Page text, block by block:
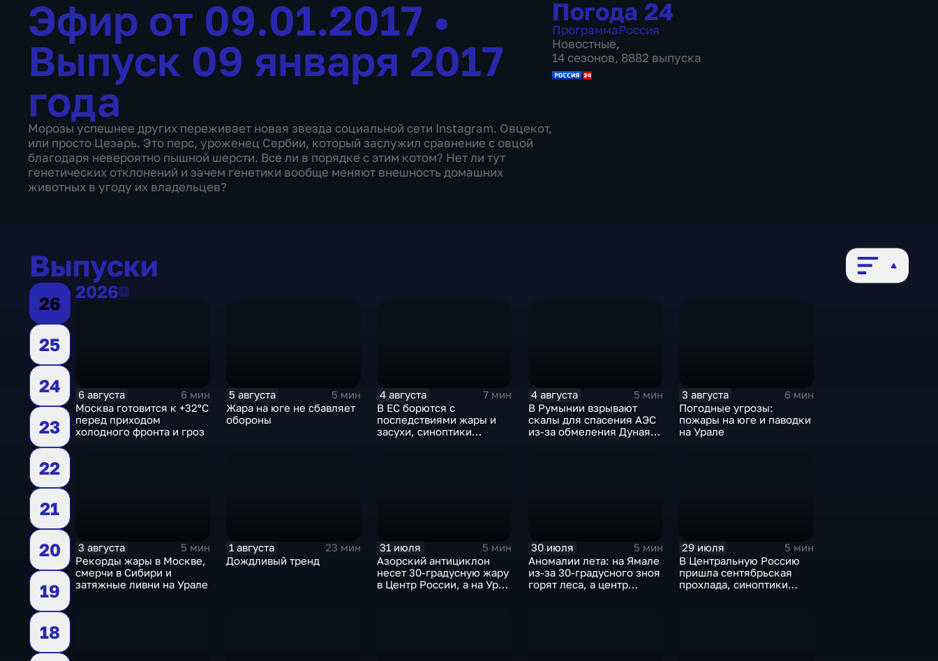
Эфир от 09.01.2017 •
Выпуск 09 января 2017
года
Морозы успешнее других переживает новая звезда социальной сети Instagram. Овцекот,
или просто Цезарь. Это перс, уроженец Сербии, который заслужил сравнение с овцой
благодаря невероятно пышной шерсти. Все ли в порядке с этим котом? Нет ли тут
генетических отклонений и зачем генетики вообще меняют внешность домашних
животных в угоду их владельцев?
Погода 24
ПрограммаРоссия
Новостные,
14 сезонов, 8882 выпуска
Выпуски
26
25
24
23
22
21
20
19
18
20262026
6 августа
6 мин
Москва готовится к +32°C
перед приходом
холодного фронта и гроз
5 августа
5 мин
Жара на юге не сбавляет
обороны
4 августа
7 мин
В ЕС борются с
последствиями жары и
засухи, синоптики
4 августа
5 мин
В Румынии взрывают
скалы для спасения АЭС
из-за обмеления Дуная,
3 августа
6 мин
Погодные угрозы:
пожары на юге и паводки
на Урале
3 августа
5 мин
Рекорды жары в Москве,
смерчи в Сибири и
затяжные ливни на Урале
1 августа
23 мин
Дождливый тренд
31 июля
5 мин
Азорский антициклон
несет 30-градусную жару
в Центр России, а на Урал
30 июля
5 мин
Аномалии лета: на Ямале
из-за 30-градусного зноя
горят леса, а центр
29 июля
5 мин
В Центральную Россию
пришла сентябрьская
прохлада, синоптики